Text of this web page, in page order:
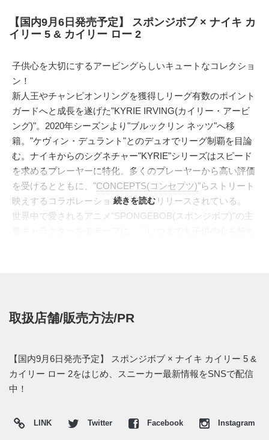
【国内9月6日発売予定】 スポンジボブ × ナイキ カ
イリー 5 & カイリー ロー 2
子供心を大切にするアービングらしいキュートなコレクショ
ン！
新人王やチャンピオンリングを獲得しリーグ有数のポイント
ガードへと成長を遂げた"KYRIE IRVING(カイリー・アービ
ング)"。2020年シーズンより"ブルックリン ネッツ"へ移
籍。"ケヴィン・デュラント"とのデュオでリーグ制覇を目論
む。ナイキからのシグネチャー"KYRIE"シリーズはスピード
を求めるプレーヤーに特化。多くのプレーヤーから高い評価
を受けるとともに、"CONCEPTS(コンセプツ)"らストリート
映えするコラボレーションモデルもリリースされている。
世界中で愛されるアニメ"SPONGEBOB(スポンジボブ)"の主
た"サンディ"とビビッドなマルチカラーブロックが目を引
ーコレクター双方から注目を集めそうだ。
海外では近日発売予定。
海外では2019年8月10日より発売予定。価格はKYRIE 5が
続きを読む
取扱店舗/販売方法/PR
【国内9月6日発売予定】 スポンジボブ × ナイキ カイリー 5 &
カイリー ロー 2をはじめ、スニーカー最新情報をSNSで配信
中！
LINK Twitter Facebook Instagram